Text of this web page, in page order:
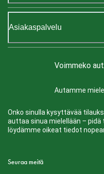
Asiakaspalvelu
Voimmeko
Autamme
Onko sinulla kysyttävää
auttaa sinua mielellään – pidä
löydämme oikeat tiedot
Seuraa meitä